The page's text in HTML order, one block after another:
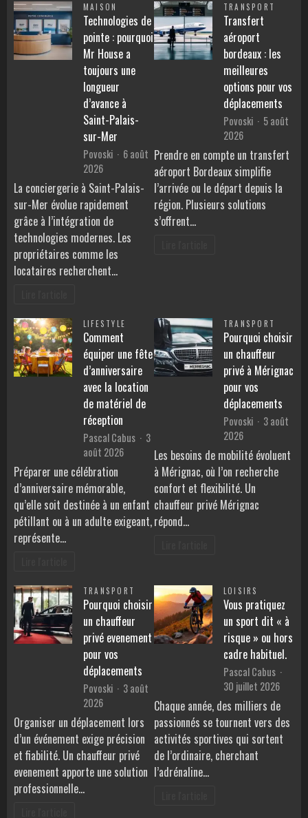
MAISON
Technologies de
pointe : pourquoi
Mr House a
toujours une
longueur
d’avance à
Saint-Palais-
sur-Mer
Povoski
6 août
2026
La conciergerie à Saint-Palais-
sur-Mer évolue rapidement
grâce à l’intégration de
technologies modernes. Les
propriétaires comme les
locataires recherchent…
TRANSPORT
Transfert
aéroport
bordeaux : les
meilleures
options pour vos
déplacements
Povoski
5 août
2026
Prendre en compte un transfert
aéroport Bordeaux simplifie
l’arrivée ou le départ depuis la
région. Plusieurs solutions
s’offrent…
LIFESTYLE
Comment
équiper une fête
d’anniversaire
avec la location
de matériel de
réception
Pascal Cabus
3
août 2026
Préparer une célébration
d’anniversaire mémorable,
qu’elle soit destinée à un enfant
pétillant ou à un adulte exigeant,
représente…
TRANSPORT
Pourquoi choisir
un chauffeur
privé à Mérignac
pour vos
déplacements
Povoski
3 août
2026
Les besoins de mobilité évoluent
à Mérignac, où l’on recherche
confort et flexibilité. Un
chauffeur privé Mérignac
répond…
TRANSPORT
Pourquoi choisir
un chauffeur
privé evenement
pour vos
déplacements
Povoski
3 août
2026
Organiser un déplacement lors
d’un événement exige précision
et fiabilité. Un chauffeur privé
evenement apporte une solution
professionnelle…
LOISIRS
Vous pratiquez
un sport dit « à
risque » ou hors
cadre habituel.
Pascal Cabus
30 juillet 2026
Chaque année, des milliers de
passionnés se tournent vers des
activités sportives qui sortent
de l’ordinaire, cherchant
l’adrénaline…